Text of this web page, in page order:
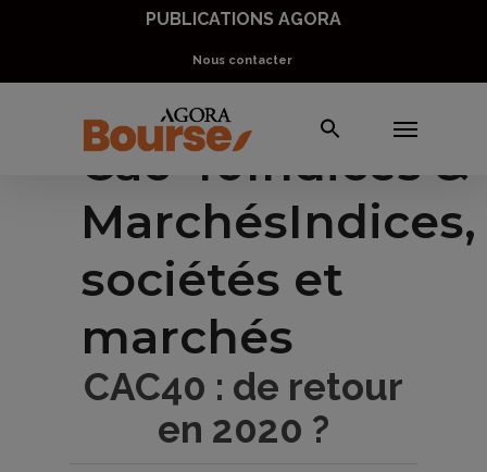
main
PUBLICATIONS AGORA
Nous contacter
Menu
Cac 40Indices &
MarchésIndices,
sociétés et
marchés
CAC40 : de retour
en 2020 ?
5 Valeurs pour doubler votre PEA
Télécharger